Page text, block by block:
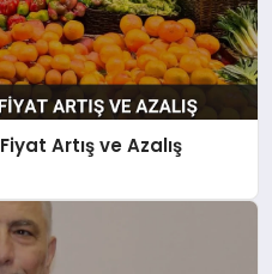
Artış ve Azalış